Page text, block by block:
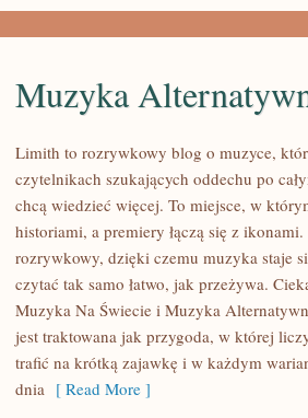
MUZYKA
ALTERNATYWNA
NISZOWA
Muzyka
Limith to rozrywkowy blog o muzyce,
czytelnikach szukających oddechu po
chcą wiedzieć więcej. To miejsce, w
historiami, a premiery łączą się z ikonami.
rozrywkowy, dzięki czemu muzyka staje
czytać tak samo łatwo, jak przeżywa.
Muzyka Na Świecie i Muzyka
jest traktowana jak przygoda, w której
trafić na krótką zajawkę i w każdym
dnia [ Read More ]